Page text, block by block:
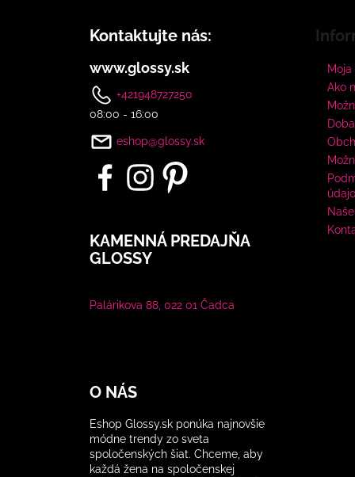
Kontaktujte nás:
www.glossy.sk
+421948727250
08:00 - 16:00
eshop@glossy.sk
KAMENNÁ PREDAJŇA
GLOSSY
Palárikova 88, 022 01 Čadca
Ako
O NÁS
Eshop Glossy.sk ponúka najnovšie
módne trendy zo sveta
spoločenských šiat. Chceme, aby
každá žena na spoločenskej